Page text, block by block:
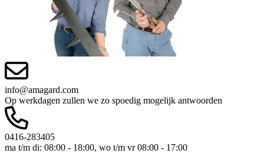
info@amagard.com
Op werkdagen zullen we zo spoedig mogelijk antwoorden
0416-283405
ma t/m di: 08:00 - 18:00, wo t/m vr 08:00 - 17:00